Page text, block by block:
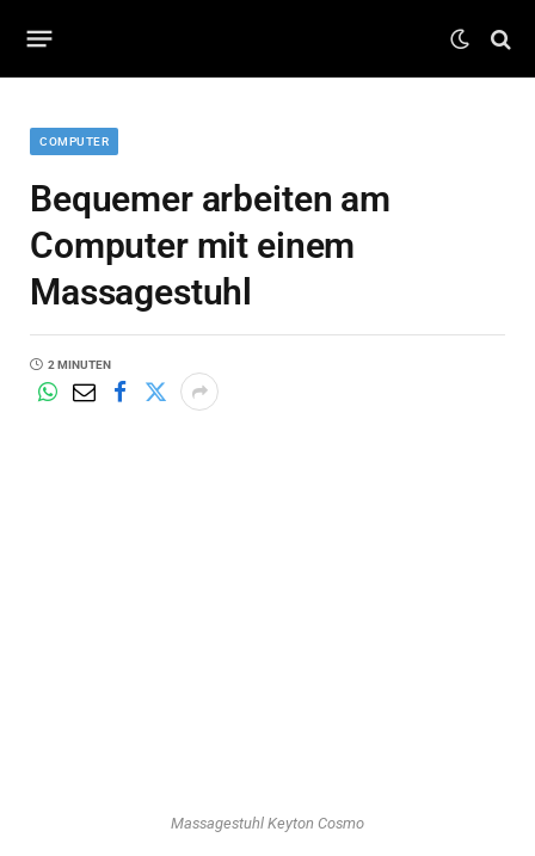
COMPUTER
Bequemer arbeiten am
Computer mit einem
Massagestuhl
2 MINUTEN
Massagestuhl Keyton Cosmo